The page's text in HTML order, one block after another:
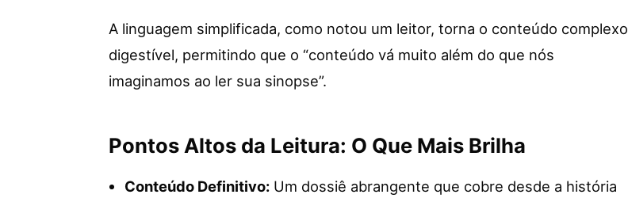
A linguagem simplificada, como notou um leitor, torna o conteúdo complexo
digestível, permitindo que o “conteúdo vá muito além do que nós
imaginamos ao ler sua sinopse”.
Pontos Altos da Leitura: O Que Mais Brilha
Conteúdo Definitivo: Um dossiê abrangente que cobre desde a história